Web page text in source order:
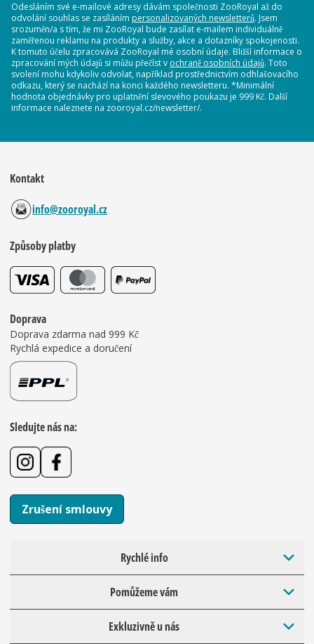
Odesláním své e-mailové adresy dávám společnosti ZooRoyal až do
odvolání souhlas se zasíláním personalizovaných newsletterů. Jsem
srozuměn/a s tím, že mi ZooRoyal bude zasílat e-mailem individuálně
zaměřenou reklamu na produkty a služby, akce a dotazníky spokojenosti.
K tomuto účelu zpracovává ZooRoyal mé osobní údaje. Bližší informace o
zpracování mých údajů si můžu přečíst v ochraně osobních údajů. Toto
svolení mohu kdykoliv odvolat, například prostřednictvím odhlašovacího
odkazu, který se nachází na konci každého newsletteru. *Minimální
hodnota objednávky pro uplatnění slevového poukazu je 999 Kč. Další
informace naleznete na zooroyal.cz/newsletter/.
Kontakt
info@zooroyal.cz
Způsoby platby
Doprava
Doprava zdarma nad 999 Kč
Rychlá expedice a doručení
Sledujte nás na:
Zrušení smlouvy
Rychlé info
Pomůžeme vám
Exkluzivně u nás